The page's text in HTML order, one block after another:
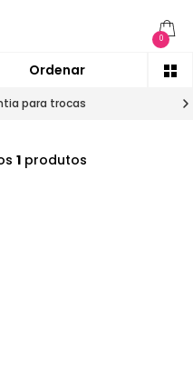
0
para trocas
1 produtos